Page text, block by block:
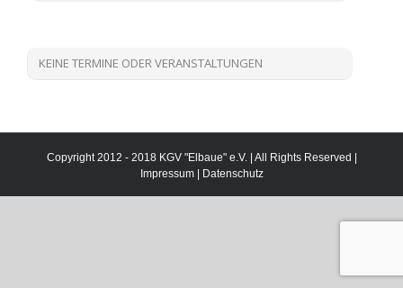
KEINE TERMINE ODER VERANSTALTUNGEN
Copyright 2012 - 2018 KGV "Elbaue" e.V. | All Rights Reserved |
Impressum| Datenschutz